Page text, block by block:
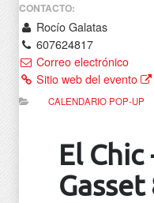
CONTACTO:
Rocío Galatas
607624817
Correo electrónico
Sitio web del evento
CALENDARIO POP-UP
El Chic
Gasset